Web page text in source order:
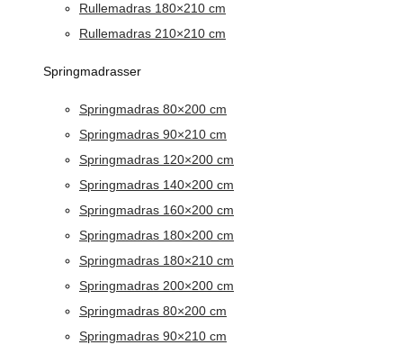
Rullemadras 180×210 cm
Rullemadras 210×210 cm
Springmadrasser
Springmadras 80×200 cm
Springmadras 90×210 cm
Springmadras 120×200 cm
Springmadras 140×200 cm
Springmadras 160×200 cm
Springmadras 180×200 cm
Springmadras 180×210 cm
Springmadras 200×200 cm
Springmadras 80×200 cm
Springmadras 90×210 cm